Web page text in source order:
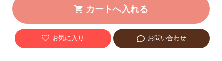
お気に入り お問い合わせ